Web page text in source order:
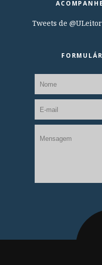
Tweets de